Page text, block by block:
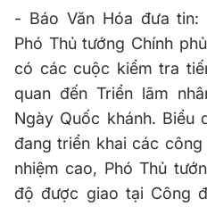
- Báo Văn Hóa đưa tin:
Phó Thủ tướng Chính
có các cuộc kiểm tra
quan đến Triển lãm
Ngày Quốc khánh.
đang triển khai các
nhiệm cao, Phó Thủ
độ được giao tại Công